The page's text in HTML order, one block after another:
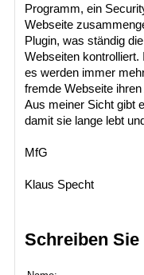
Programm, ein
Webseite
Plugin, was ständig
Webseiten kontrolliert.
es werden immer
fremde Webseite
Aus meiner Sicht gibt
damit sie lange lebt
MfG
Klaus Specht
Schreiben